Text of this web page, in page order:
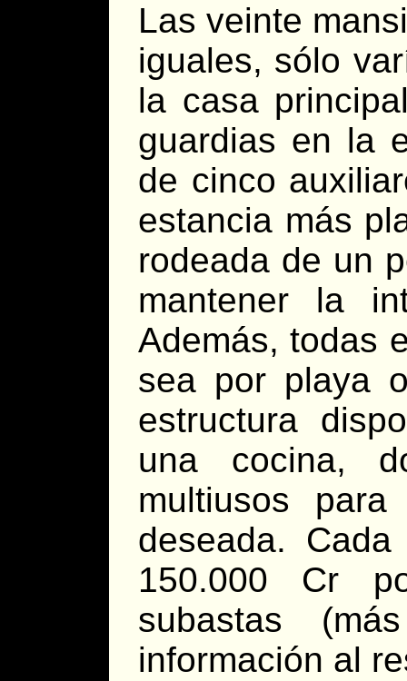
Las veinte
iguales, sólo
la casa
guardias en la
de cinco
estancia más
rodeada de un
mantener la
Además, todas
sea por playa
estructura
una cocina,
multiusos
deseada.
150.000 Cr
subastas
información al